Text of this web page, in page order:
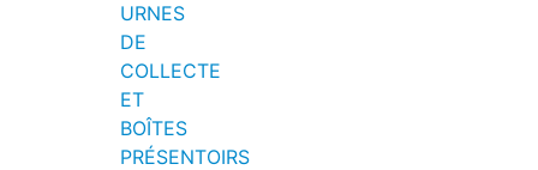
URNES
DE
COLLECTE
ET
BOÎTES
PRÉSENTOIRS